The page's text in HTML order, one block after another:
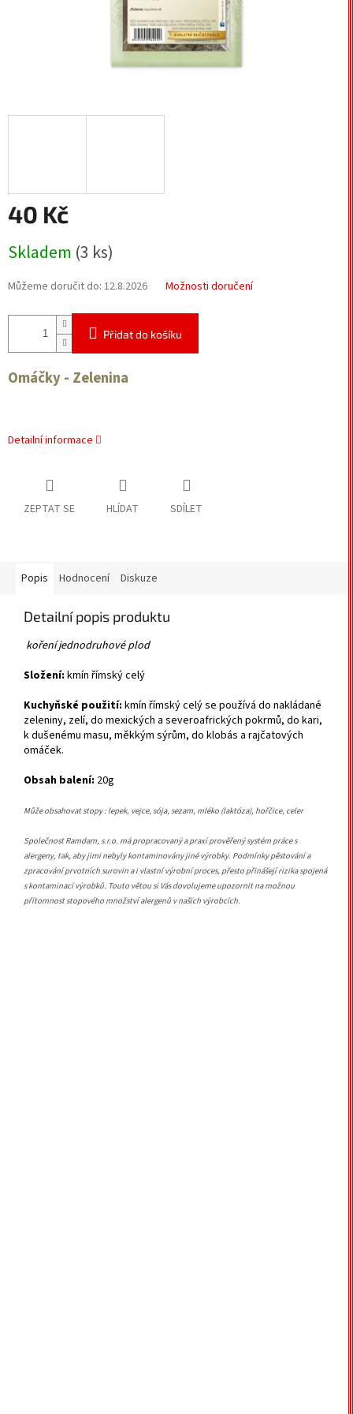
40 Kč
cena:
Skladem (3 ks)
Můžeme doručit do: 12.8.2026 Možnosti doručení
Přidat do košíku
Omáčky - Zelenina
Detailní informace
ZEPTAT SE HLÍDAT SDÍLET
Popis Hodnocení Diskuze
Detailní popis produktu
koření jednodruhové plod
Složení: kmín římský celý
Kuchyňské použití: kmín římský celý se používá do nakládané
zeleniny, zelí, do mexických a severoafrických pokrmů, do kari,
k dušenému masu, měkkým sýrům, do klobás a rajčatových
omáček.
Obsah balení: 20g
Může obsahovat stopy : lepek, vejce, sója, sezam, mléko (laktóza), hořčice, celer
Společnost Ramdam, s.r.o. má propracovaný a praxí prověřený systém práce s
alergeny, tak, aby jimi nebyly kontaminovány jiné výrobky. Podmínky pěstování a
zpracování prvotních surovin a i vlastní výrobní proces, přesto přinášejí rizika spojená
s kontaminací výrobků. Touto větou si Vás dovolujeme upozornit na možnou
přítomnost stopového množství alergenů v našich výrobcích.